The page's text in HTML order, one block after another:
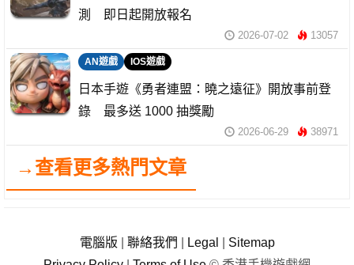
測 即日起開放報名
2026-07-02 13057
AN遊戲 IOS遊戲
日本手遊《勇者連盟：曉之遠征》開放事前登
錄 最多送 1000 抽獎勵
2026-06-29 38971
→查看更多熱門文章
電腦版 聯絡我們 Legal
Sitemap